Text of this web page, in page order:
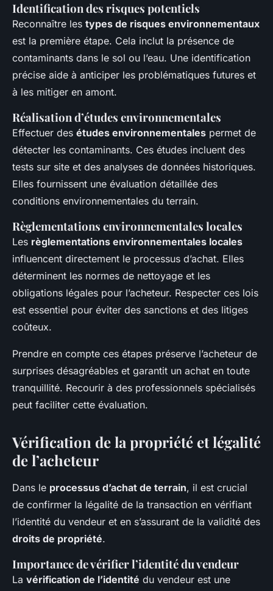
Identification des risques potentiels
Reconnaître les types de risques environnementaux
est la première étape. Cela inclut la présence de
contaminants dans le sol ou l’eau. Une identification
précise aide à anticiper les problématiques futures et
à les mitiger en amont.
Réalisation d’études environnementales
Effectuer des études environnementales permet de
détecter les contaminants. Ces études incluent des
tests sur site et des analyses de données historiques.
Elles fournissent une évaluation détaillée des
conditions environnementales du terrain.
Règlementations environnementales locales
Les règlementations environnementales locales
influencent directement le processus d’achat. Elles
déterminent les normes de nettoyage et les
obligations légales pour l’acheteur. Respecter ces lois
est essentiel pour éviter des sanctions et des litiges
coûteux.
Prendre en compte ces étapes préserve l’acheteur de
surprises désagréables et garantit un achat en toute
tranquillité. Recourir à des professionnels spécialisés
peut faciliter cette évaluation.
Vérification de la propriété et légalité
de l’acheteur
Dans le processus d’achat de terrain, il est crucial
de confirmer la légalité de la transaction en vérifiant
l’identité du vendeur et en s’assurant de la validité des
droits de propriété.
Importance de vérifier l’identité du vendeur
La vérification de l’identité du vendeur est une